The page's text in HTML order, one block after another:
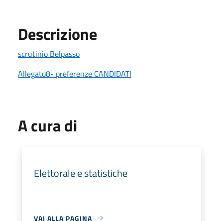
Descrizione
scrutinio Belpasso
Allegato8- preferenze CANDIDATI
A cura di
Elettorale e statistiche
VAI ALLA PAGINA